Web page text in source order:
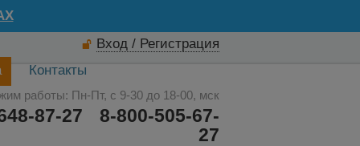
Вход / Регистрация
Контакты
работы: Пн-Пт, с 9-30 до 18-00, мск
8-800-505-67-
27
87-27